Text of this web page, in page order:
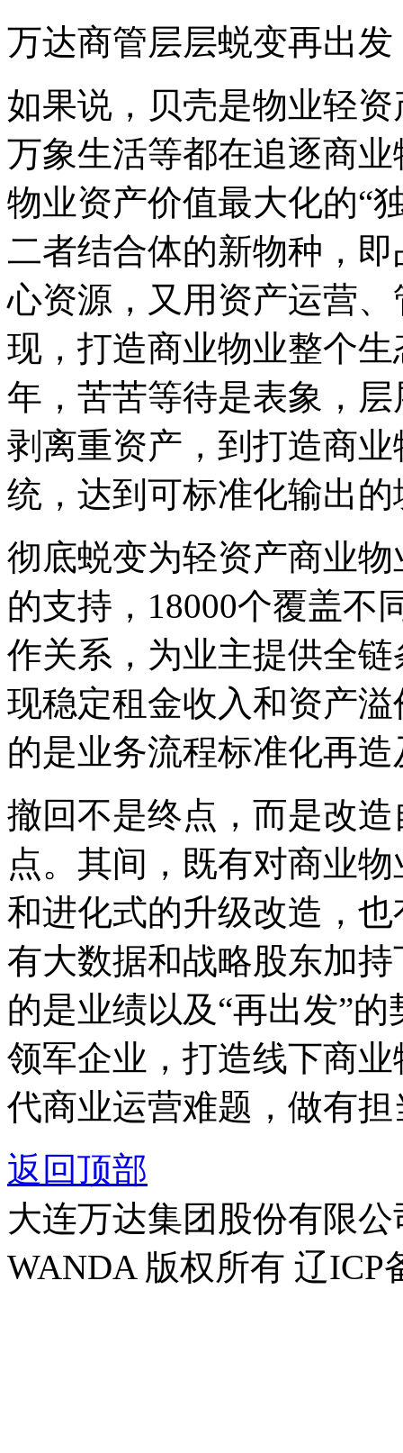
万达商管层层蜕变再出发
如果说，贝壳是物业轻
万象生活等都在追逐商
物业资产价值最大化的“
二者结合体的新物种，
心资源，又用资产运营
现，打造商业物业整个
年，苦苦等待是表象，
剥离重资产，到打造商
统，达到可标准化输出的
彻底蜕变为轻资产商业
的支持，18000个覆盖不
作关系，为业主提供全
现稳定租金收入和资产
的是业务流程标准化再
撤回不是终点，而是改
点。其间，既有对商业
和进化式的升级改造，
有大数据和战略股东加
的是业绩以及“再出发”的
领军企业，打造线下商
代商业运营难题，做有
返回顶部
大连万达集团股份有限
WANDA 版权所有 辽ICP